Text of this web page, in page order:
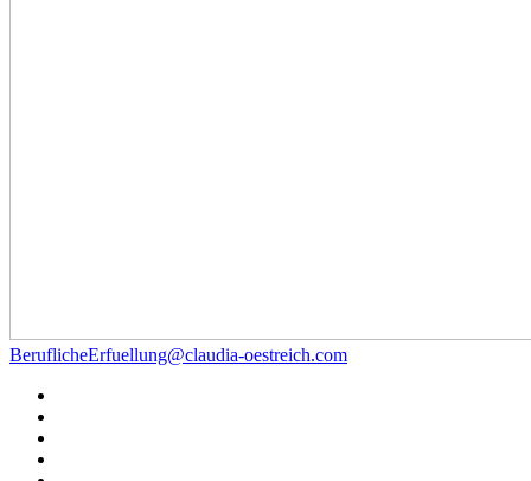
BeruflicheErfuellung@claudia-oestreich.com